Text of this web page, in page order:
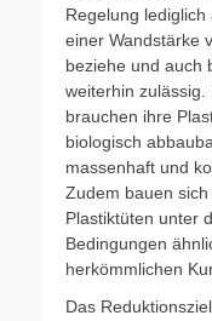
Regelung
einer Wandstärke
beziehe und auch
weiterhin zulässig.
brauchen ihre
biologisch
massenhaft und
Zudem bauen
Plastiktüten unter
Bedingungen
herkömmlichen
Das